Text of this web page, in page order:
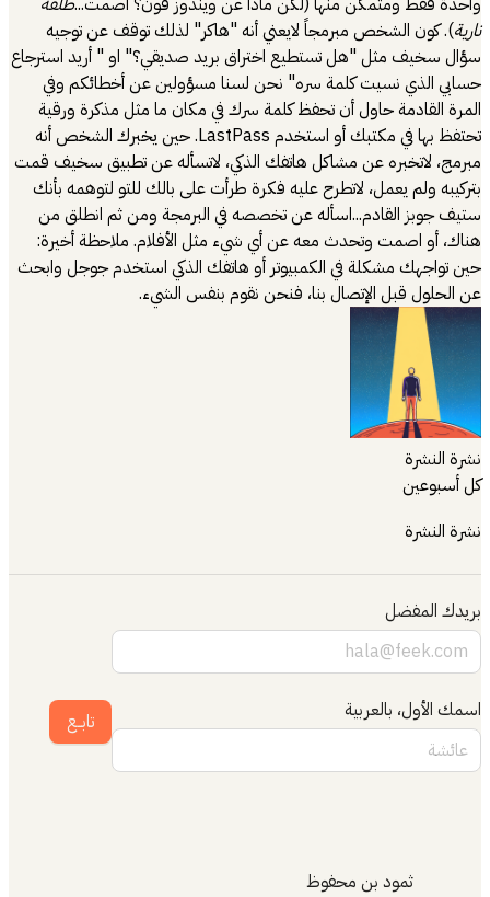
نارية). كون الشخص مبرمجاً لايعني أنه "هاكر" لذلك توقف عن توجيه
سؤال سخيف مثل "هل تستطيع اختراق بريد صديقي؟" او " أريد استرجاع
حسابي الذي نسيت كلمة سره" نحن لسنا مسؤولين عن أخطائكم وفي
المرة القادمة حاول أن تحفظ كلمة سرك في مكان ما مثل مذكرة ورقية
تحتفظ بها في مكتبك أو استخدم LastPass. حين يخبرك الشخص أنه
مبرمج، لاتخبره عن مشاكل هاتفك الذكي، لاتسأله عن تطبيق سخيف قمت
بتركيبه ولم يعمل، لاتطرح عليه فكرة طرأت على بالك للتو لتوهمه بأنك
ستيف جوبز القادم...اسأله عن تخصصه في البرمجة ومن ثم انطلق من
هناك، أو اصمت وتحدث معه عن أي شيء مثل الأفلام. ملاحظة أخيرة:
حين تواجهك مشكلة في الكمبيوتر أو هاتفك الذكي استخدم جوجل وابحث
عن الحلول قبل الإتصال بنا، فنحن نقوم بنفس الشيء.
نشرة النشرة
كل أسبوعين
نشرة النشرة
بريدك المفضل
اسمك الأول، بالعربية تابــع
ثمود بن محفوظ